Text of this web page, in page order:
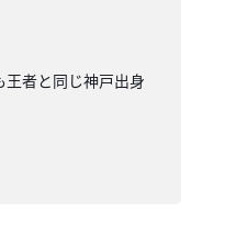
者と同じ神戸出身